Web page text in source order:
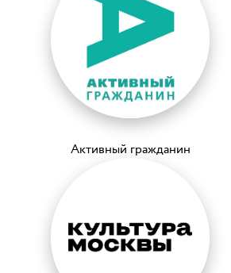
Активный гражданин